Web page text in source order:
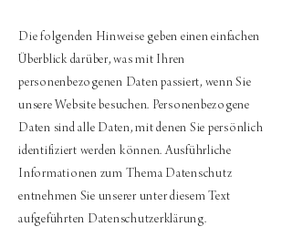
Die folgenden Hinweise geben einen einfachen
Überblick darüber, was mit Ihren
personenbezogenen Daten passiert, wenn Sie
unsere Website besuchen. Personenbezogene
Daten sind alle Daten, mit denen Sie persönlich
identifiziert werden können. Ausführliche
Informationen zum Thema Datenschutz
entnehmen Sie unserer unter diesem Text
aufgeführten Datenschutzerklärung.